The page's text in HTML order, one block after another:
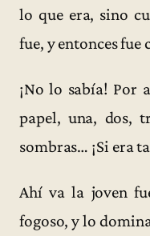
lo que era, sino
fue, y entonces fue
¡No lo sabía! Por
papel, una, dos,
sombras… ¡Si era
Ahí va la joven
fogoso, y lo